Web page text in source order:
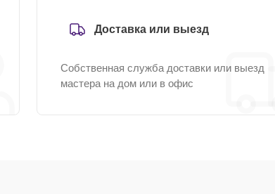
Доставка или выезд
Собственная служба доставки или выезд
мастера на дом или в офис